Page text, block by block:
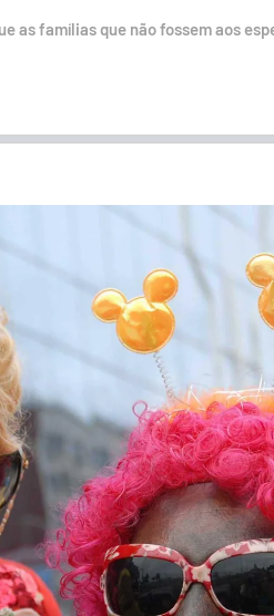
as famílias que não fossem aos